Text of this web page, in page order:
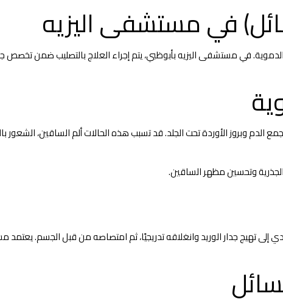
في مستشفى اليزيه
في مستشفى اليزيه بأبوظبي، يتم إجراء العلاج بالتصليب ضمن تخصص
وبروز الأوردة تحت الجلد. قد تسبب هذه الحالات ألم الساقين، الشعور
وتحسين مظهر الساقين.
إلى تهيج جدار الوريد وانغلاقه تدريجيًا، ثم امتصاصه من قبل الجسم.